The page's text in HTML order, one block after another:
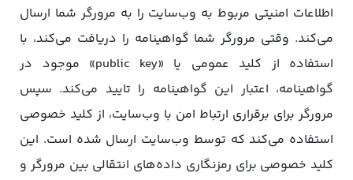
اطلاعات امنیتی مربوط به وب‌سایت را به مرورگر شما ارسال
می‌کند. وقتی مرورگر شما گواهینامه را دریافت می‌کند، با
استفاده از کلید عمومی یا «public key» موجود در
گواهینامه، اعتبار این گواهینامه را تایید می‌کند. سپس
مرورگر برای برقراری ارتباط امن با وب‌سایت، از کلید خصوصی
استفاده می‌کند که توسط وب‌سایت ارسال شده است. این
کلید خصوصی برای رمزنگاری داده‌های انتقالی بین مرورگر و